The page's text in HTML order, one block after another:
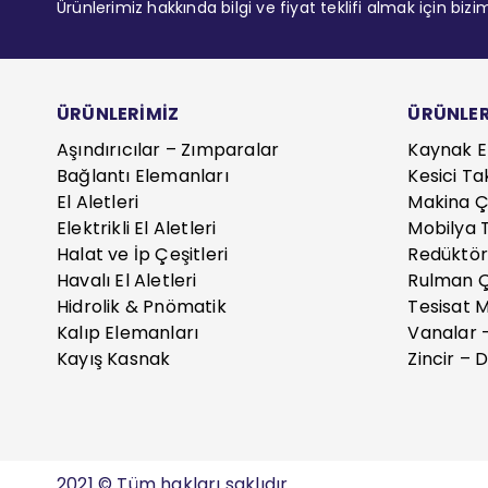
Ürünlerimiz hakkında bilgi ve fiyat teklifi almak için
ÜRÜNLERİMİZ
Aşındırıcılar – Zımparalar
Bağlantı Elemanları
El Aletleri
Elektrikli El Aletleri
Halat ve İp Çeşitleri
Havalı El Aletleri
Hidrolik & Pnömatik
Kalıp Elemanları
Kayış Kasnak
Kaynak
Kesici
Makina
Mobilya
Rulman
Tesisat
Vanalar
Zincir –